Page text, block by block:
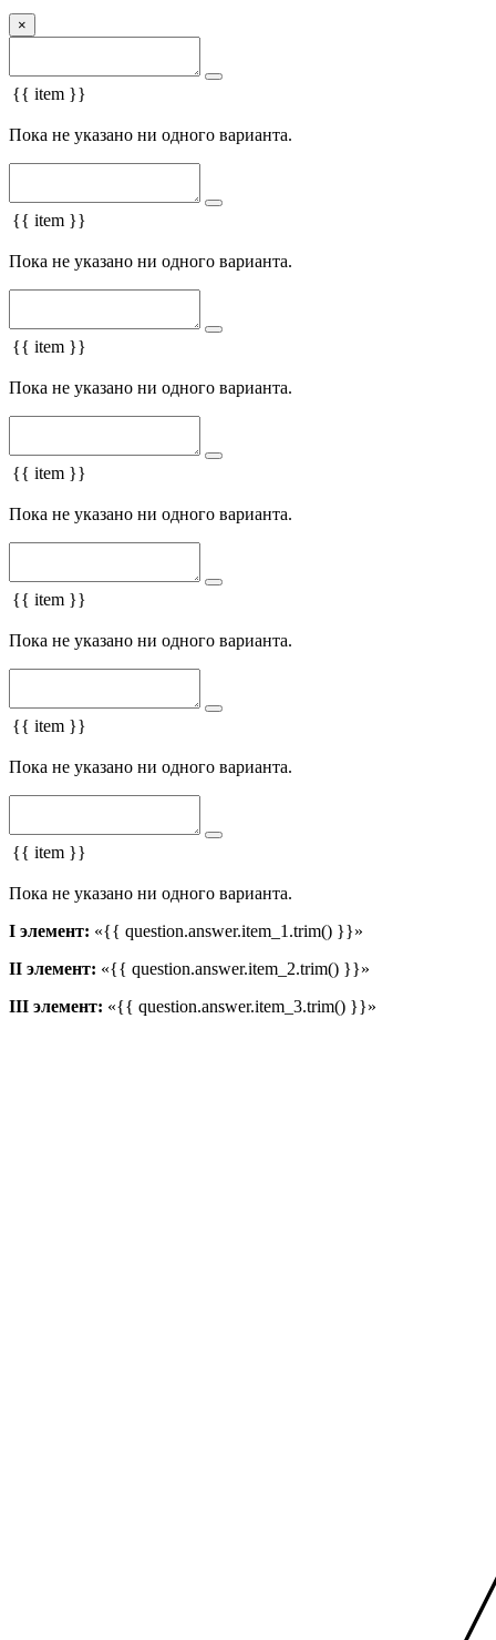
×
{{ item }}
Пока не указано ни одного варианта.
{{ item }}
Пока не указано ни одного варианта.
{{ item }}
Пока не указано ни одного варианта.
{{ item }}
Пока не указано ни одного варианта.
{{ item }}
Пока не указано ни одного варианта.
{{ item }}
Пока не указано ни одного варианта.
{{ item }}
Пока не указано ни одного варианта.
I элемент: «{{ question.answer.item_1.trim() }}»
II элемент: «{{ question.answer.item_2.trim() }}»
III элемент: «{{ question.answer.item_3.trim() }}»